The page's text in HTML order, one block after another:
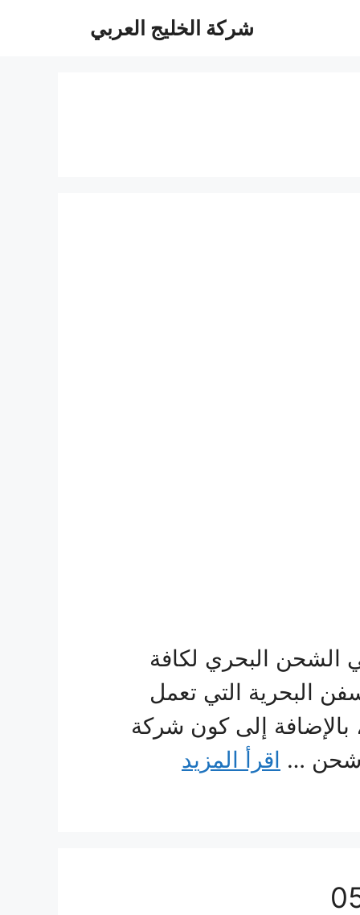
شركة الخليج العربي
البحري لكافة
البحرية التي تعمل
إلى كون شركة
شحن … اقرأ المزيد